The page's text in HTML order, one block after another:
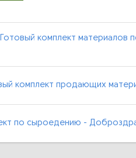
комплект материалов
комплект продающих
по сыроедению -